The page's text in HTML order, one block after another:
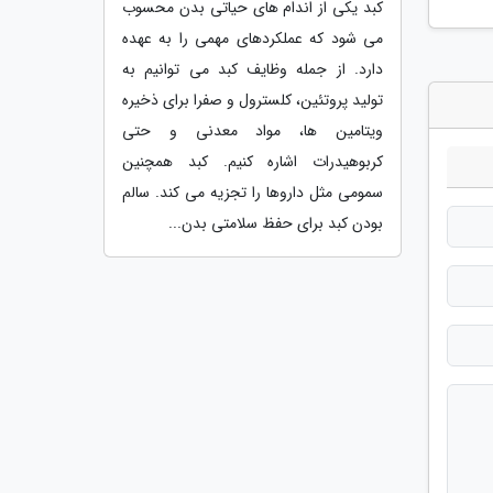
کبد یکی از اندام های حیاتی بدن محسوب
می شود که عملکردهای مهمی را به عهده
دارد. از جمله وظایف کبد می توانیم به
تولید پروتئین، کلسترول و صفرا برای ذخیره
ویتامین ها، مواد معدنی و حتی
کربوهیدرات اشاره کنیم. کبد همچنین
سمومی مثل داروها را تجزیه می کند. سالم
بودن کبد برای حفظ سلامتی بدن...